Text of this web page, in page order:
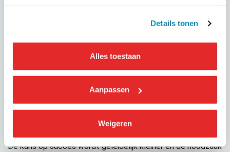
Details tonen
Alles toestaan
Aanpassen
Weigeren
Urban Mobility Governance Unit Leader.
“Wij zetten in op de ontwikkeling van MaaS in Nederland.
overheden helpen om de ambities aangaande MaaS te
naartoe”, aldus Hubert Andela, directeur KNV.
Maar als stadsautoriteiten en vervoerders niet nu reageren,
dan is er een groot risico dat andere wereldwijde platforms
hun plaats zullen innemen. Dan gaat de mogelijkheid om de
De kans op succes wordt geleidelijk kleiner en de noodzaak